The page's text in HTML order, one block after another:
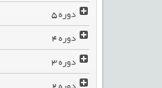
دوره
دوره
دوره